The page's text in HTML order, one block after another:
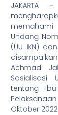
Undang
(UU IKN)
disampaikan
Achmad
Sosialisasi
tentang
Oktober